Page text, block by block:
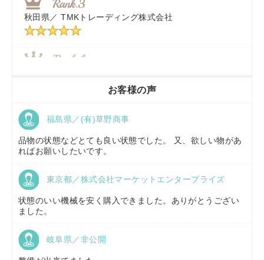
秋田県／ TMKトレーディング株式会社
秋田県／ TMKトレーディング株式会社
京都府／
福島県／(有)草野商事
山形県／株式会社ノーキステージ
お客様の声
福島県／(有)草野商事
品物の状態などとても良い状態でした。 又、欲しい物があ
ればお願いしたいです。
東京都／株式会社マーケットエンタープライズ
状態のいい機械を安く購入できました。ありがとうござい
ました。
岐阜県／非公開